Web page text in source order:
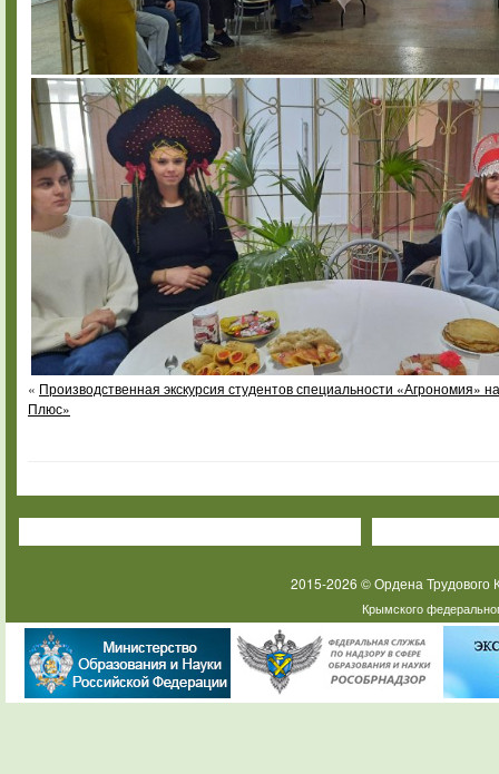
« Производственная экскурсия студентов специальности
Плюс»
2015-2026 © Ордена
Крымского